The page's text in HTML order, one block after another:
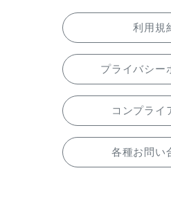
利用規
プライバシー
コンプライ
各種お問い